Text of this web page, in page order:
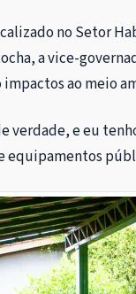
no Setor
a vice-
ao meio
verdade, e eu
equipamentos